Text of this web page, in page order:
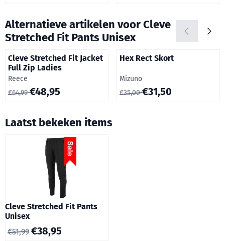
Alternatieve artikelen voorCleve
Stretched Fit Pants Unisex
Cleve Stretched Fit Jacket
Full Zip Ladies
Merk:
Reece
Van 64,99 voor 48,95
€64,99€48,95
Hex Rect Skort
Merk:
Mizuno
Van 35,00 voor 31,50
€35,00€31,50
Laatst bekeken items
Cleve Stretched Fit Pants
Unisex
€51,99 €38,95